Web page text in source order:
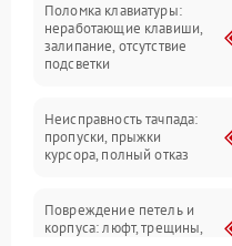
Интерфейсные проблемы
Батарея
Сеть и интернет
Поломка клавиатуры:
неработающие клавиши,
залипание, отсутствие
подсветки
Неисправность тачпада:
пропуски, прыжки
курсора, полный отказ
Повреждение петель и
корпуса: люфт, трещины,